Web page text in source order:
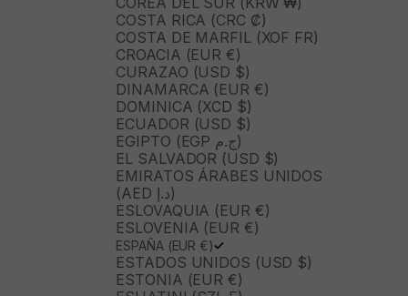
COSTA RICA (CRC ₡)
COSTA DE MARFIL (XOF FR)
CROACIA (EUR €)
CURAZAO (USD $)
DINAMARCA (EUR €)
DOMINICA (XCD $)
ECUADOR (USD $)
EGIPTO (EGP ج.م)
EL SALVADOR (USD $)
EMIRATOS ÁRABES UNIDOS
(AED د.إ)
ESLOVAQUIA (EUR €)
ESLOVENIA (EUR €)
ESPAÑA (EUR €)
ESTADOS UNIDOS (USD $)
ESTONIA (EUR €)